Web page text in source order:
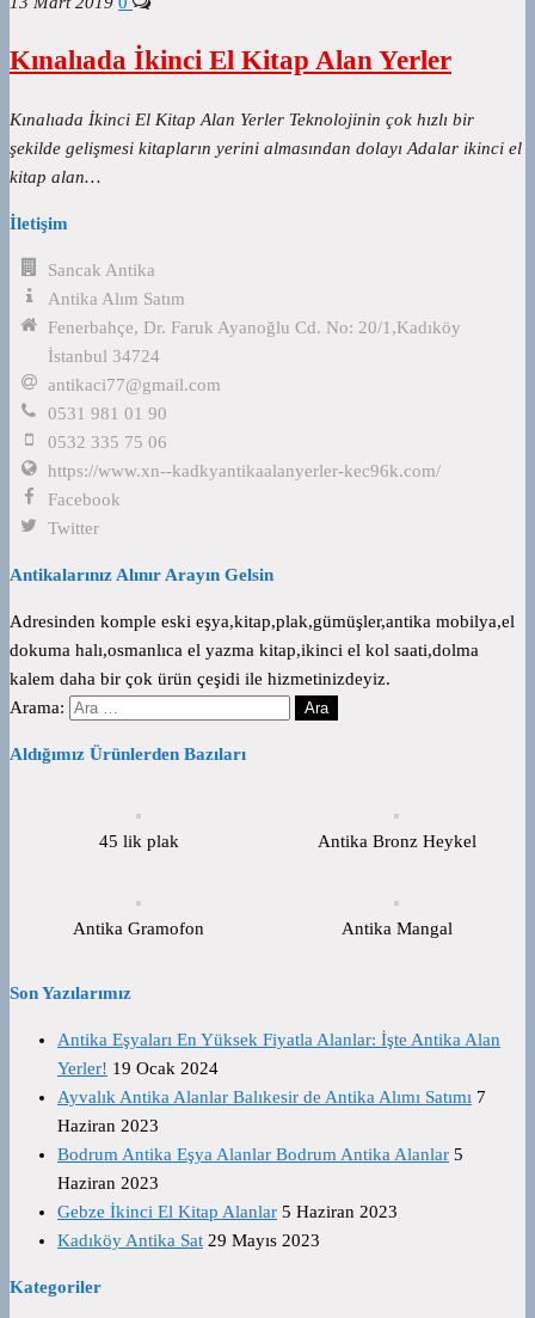
Kınalıada İkinci El Kitap Alan Yerler
Kınalıada İkinci El Kitap Alan Yerler Teknolojinin çok hızlı bir
şekilde gelişmesi kitapların yerini almasından dolayı Adalar ikinci el
kitap alan…
İletişim
Sancak Antika
Antika Alım Satım
Fenerbahçe, Dr. Faruk Ayanoğlu Cd. No: 20/1,Kadıköy
İstanbul 34724
antikaci77@gmail.com
0531 981 01 90
0532 335 75 06
https://www.xn--kadkyantikaalanyerler-kec96k.com/
Facebook
Twitter
Antikalarınız Alınır Arayın Gelsin
Adresinden komple eski eşya,kitap,plak,gümüşler,antika mobilya,el
dokuma halı,osmanlıca el yazma kitap,ikinci el kol saati,dolma
kalem daha bir çok ürün çeşidi ile hizmetinizdeyiz.
Arama:
Aldığımız Ürünlerden Bazıları
45 lik plak Antika Bronz Heykel
Antika Gramofon Antika Mangal
Son Yazılarımız
Antika Eşyaları En Yüksek Fiyatla Alanlar: İşte Antika Alan
Yerler! 19 Ocak 2024
Ayvalık Antika Alanlar Balıkesir de Antika Alımı Satımı 7
Haziran 2023
Bodrum Antika Eşya Alanlar Bodrum Antika Alanlar 5
Haziran 2023
Gebze İkinci El Kitap Alanlar 5 Haziran 2023
Kadıköy Antika Sat 29 Mayıs 2023
Kategoriler